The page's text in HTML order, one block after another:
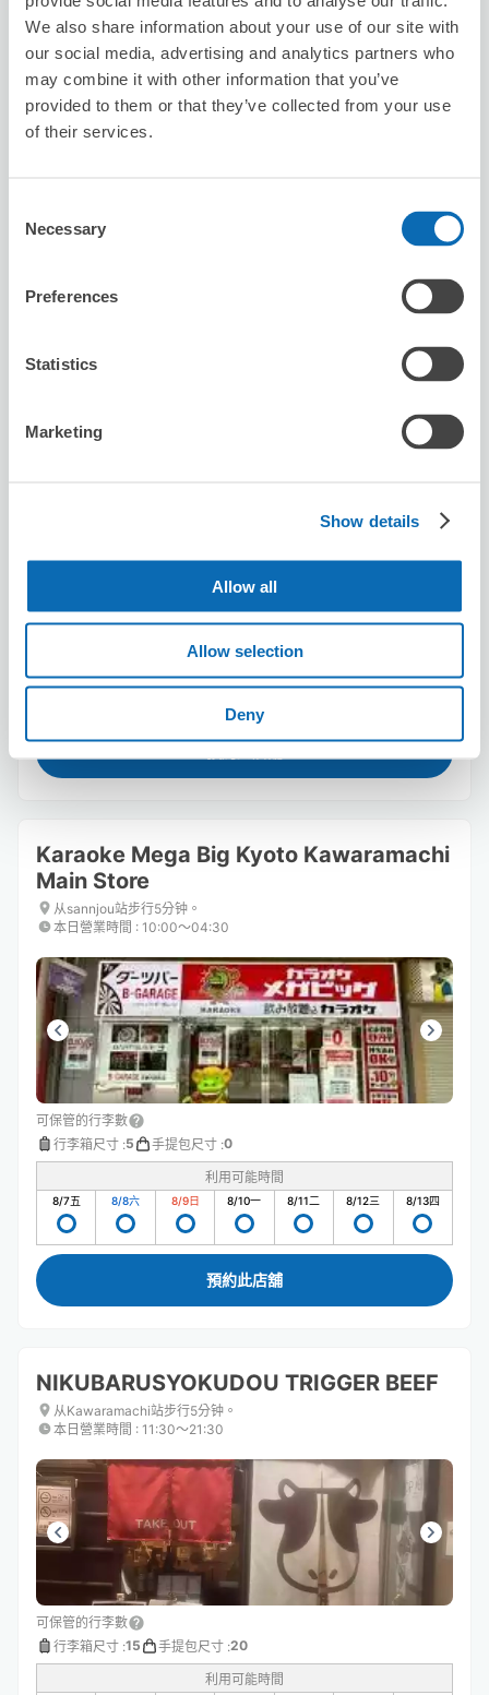
We also share information about your use of our site with
our social media, advertising and analytics partners who
may combine it with other information that you’ve
provided to them or that they’ve collected from your use
of their services.
Selection
Necessary
Preferences
Statistics
Marketing
Show details
Allow all
Allow selection
Deny
Hokusai Graphic Gokomachi
行李箱尺寸:1 手提包尺寸:1
利用可能時間
Karaoke Mega Big Kyoto Kawaramachi
Main Store
从sannjou站步行5分钟。
本日營業時間 : 10:00〜04:30
可保管的行李數
行李箱尺寸 :5 手提包尺寸 :0
利用可能時間
8/7五 8/8六 8/9日 8/10一 8/11二 8/12三 8/13四
預約此店舖
NIKUBARUSYOKUDOU TRIGGER BEEF
从Kawaramachi站步行5分钟。
本日營業時間 : 11:30〜21:30
可保管的行李數
行李箱尺寸 :15 手提包尺寸 :20
利用可能時間